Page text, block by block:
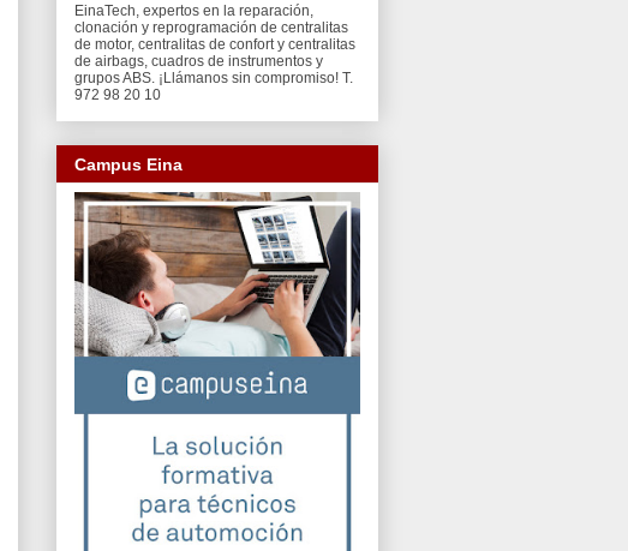
EinaTech, expertos en la reparación,
clonación y reprogramación de centralitas
de motor, centralitas de confort y centralitas
de airbags, cuadros de instrumentos y
grupos ABS. ¡Llámanos sin compromiso! T.
972 98 20 10
Campus Eina